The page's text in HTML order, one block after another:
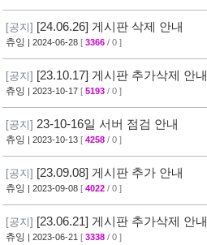
[공지] [24.06.26] 게시판 삭제 안내
츄잉 | 2024-06-28 [ 3366 / 0 ]
[공지] [23.10.17] 게시판 추가삭제 안내
츄잉 | 2023-10-17 [ 5193 / 0 ]
[공지] 23-10-16일 서버 점검 안내
츄잉 | 2023-10-13 [ 4258 / 0 ]
[공지] [23.09.08] 게시판 추가 안내
츄잉 | 2023-09-08 [ 4022 / 0 ]
[공지] [23.06.21] 게시판 추가삭제 안내
츄잉 | 2023-06-21 [ 3338 / 0 ]